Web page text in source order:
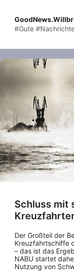
content
#Gute
Schluss mit
Der Großteil der
Kreuzfahrtschiffe
– das ist das
NABU startet
Nutzung von